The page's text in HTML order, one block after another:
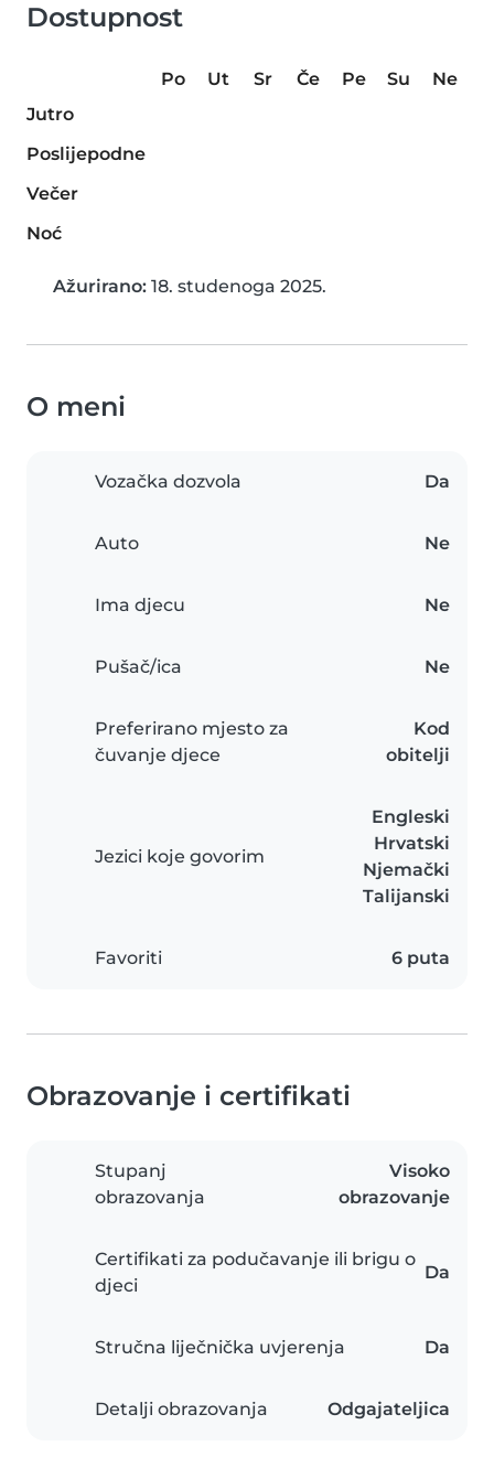
Dostupnost
Po Ut Sr Če Pe Su
Ne
Jutro
Poslijepodne
Večer
Noć
Ažurirano: 18. studenoga 2025.
O meni
Vozačka dozvola Da
Auto Ne
Ima djecu Ne
Pušač/ica Ne
Preferirano mjesto za
čuvanje djece
Kod
obitelji
Jezici koje govorim
Engleski
Hrvatski
Njemački
Talijanski
Favoriti 6 puta
Obrazovanje i certifikati
Stupanj
obrazovanja
Visoko
obrazovanje
Certifikati za podučavanje ili brigu o
djeci
Da
Stručna liječnička uvjerenja Da
Detalji obrazovanja Odgajateljica